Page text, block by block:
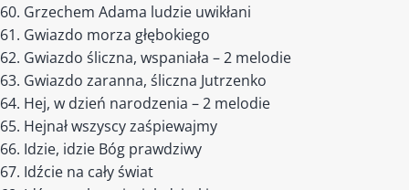
Grzechem Adama ludzie uwikłani
Gwiazdo morza głębokiego
Gwiazdo śliczna, wspaniała – 2 melodie
Gwiazdo zaranna, śliczna Jutrzenko
Hej, w dzień narodzenia – 2 melodie
Hejnał wszyscy zaśpiewajmy
Idzie, idzie Bóg prawdziwy
Idźcie na cały świat